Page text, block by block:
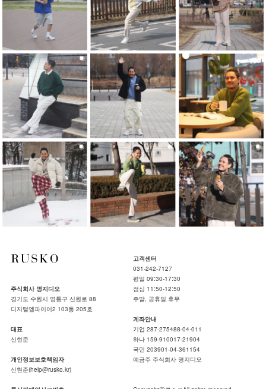
주식회사 명지디오
경기도 수원시 영통구 신원로 88
디지털엠파이어2 103동 205호
대표
신현준
개인정보보호책임자
신현준(help@rusko.kr)
고객센터
031-242-7127
평일 09:30-17:30
점심 11:50-12:50
주말, 공휴일 휴무
계좌안내
기업 287-275488-04-011
하나 159-910017-21904
국민 203901-04-361154
예금주 주식회사 명지디오